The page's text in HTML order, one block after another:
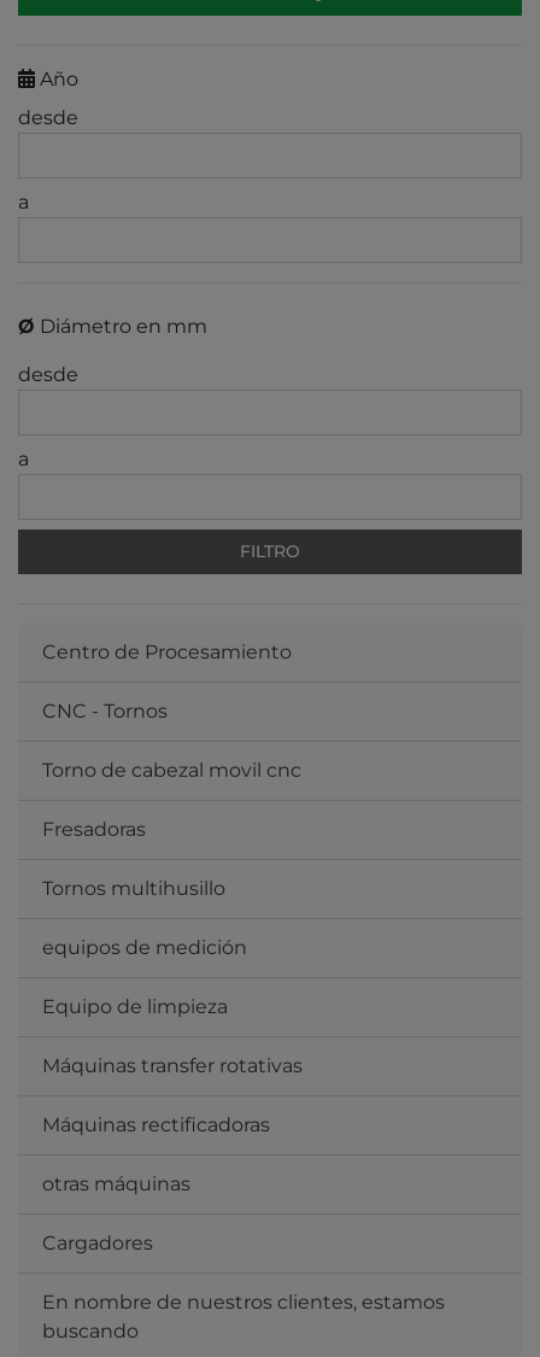
Año
desde
a
Ø Diámetro en mm
desde
a
Centro de Procesamiento
CNC - Tornos
Torno de cabezal movil cnc
Fresadoras
Tornos multihusillo
equipos de medición
Equipo de limpieza
Máquinas transfer rotativas
Máquinas rectificadoras
otras máquinas
Cargadores
En nombre de nuestros clientes, estamos
buscando